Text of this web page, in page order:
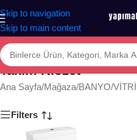
Skip to navigation
Skip to main content
Takım Klozet
Ana Sayfa/Mağaza/BANYO/
Filters